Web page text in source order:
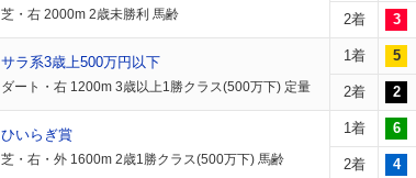
芝・右 2000m 2歳未勝利 馬齢 2着 3
サラ系3歳上500万円以下
ダート・右 1200m 3歳以上1勝クラス(500万下) 定量
1着 5
2着 2
ひいらぎ賞
芝・右・外 1600m 2歳1勝クラス(500万下) 馬齢
1着 6
2着 4